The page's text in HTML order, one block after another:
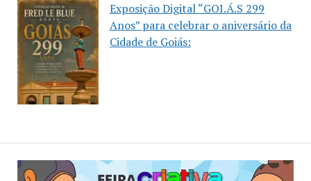
Exposição Digital “GOI.Á.S 299
Anos” para celebrar o aniversário da
Cidade de Goiás: